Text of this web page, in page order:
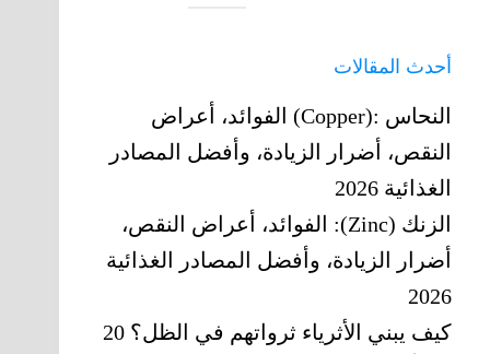
أحدث المقالات
النحاس‎ (Copper): ‎الفوائد، أعراض
النقص، أضرار الزيادة، وأفضل المصادر
الغذائية 2026
الزنك (Zinc): الفوائد، أعراض النقص،
أضرار الزيادة، وأفضل المصادر الغذائية
2026
كيف يبني الأثرياء ثرواتهم في الظل؟ 20